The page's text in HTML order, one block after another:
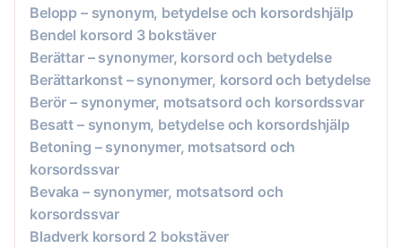
Belopp – synonym, betydelse och korsordshjälp
Bendel korsord 3 bokstäver
Berättar – synonymer, korsord och betydelse
Berättarkonst – synonymer, korsord och betydelse
Berör – synonymer, motsatsord och korsordssvar
Besatt – synonym, betydelse och korsordshjälp
Betoning – synonymer, motsatsord och
korsordssvar
Bevaka – synonymer, motsatsord och
korsordssvar
Bladverk korsord 2 bokstäver